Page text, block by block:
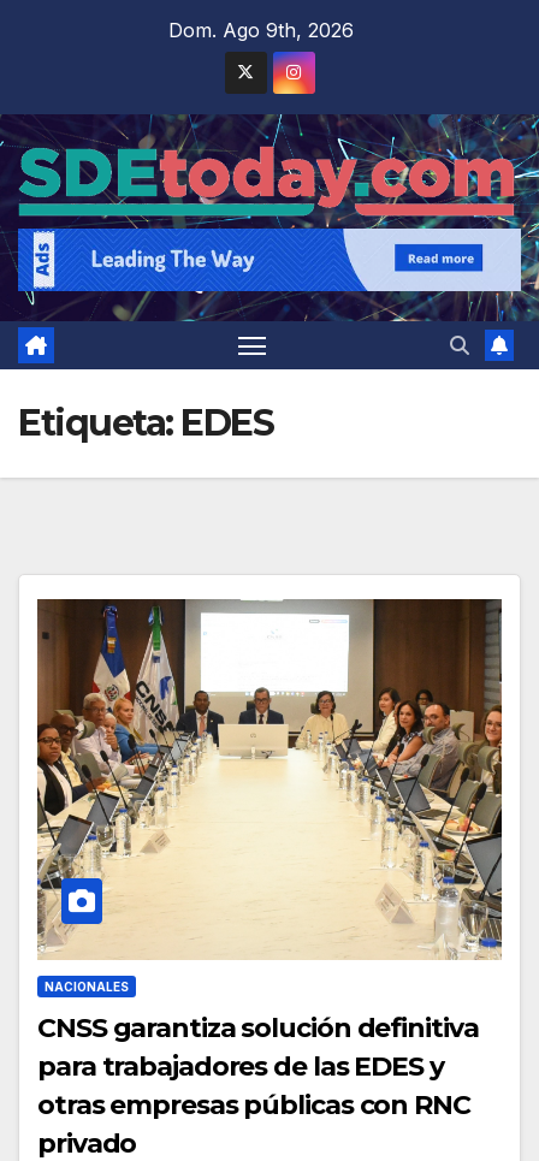
Dom. Ago 9th, 2026
Etiqueta: EDES
NACIONALES
CNSS garantiza solución definitiva
para trabajadores de las EDES y
otras empresas públicas con RNC
privado